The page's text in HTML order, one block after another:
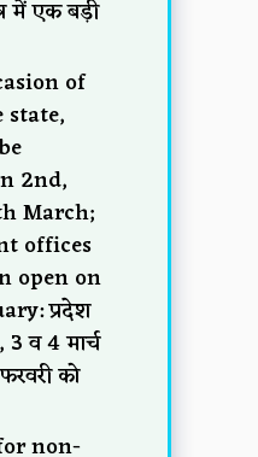
में एक बड़ी
of
2nd,
March;
offices
open on
प्रदेश
व 4 मार्च
को
non-